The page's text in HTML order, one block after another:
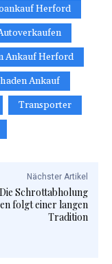
Herford
Ankauf Herford
Ankauf
Transporter
Nächster Artikel
Die Schrottabholung
folgt einer langen
Tradition